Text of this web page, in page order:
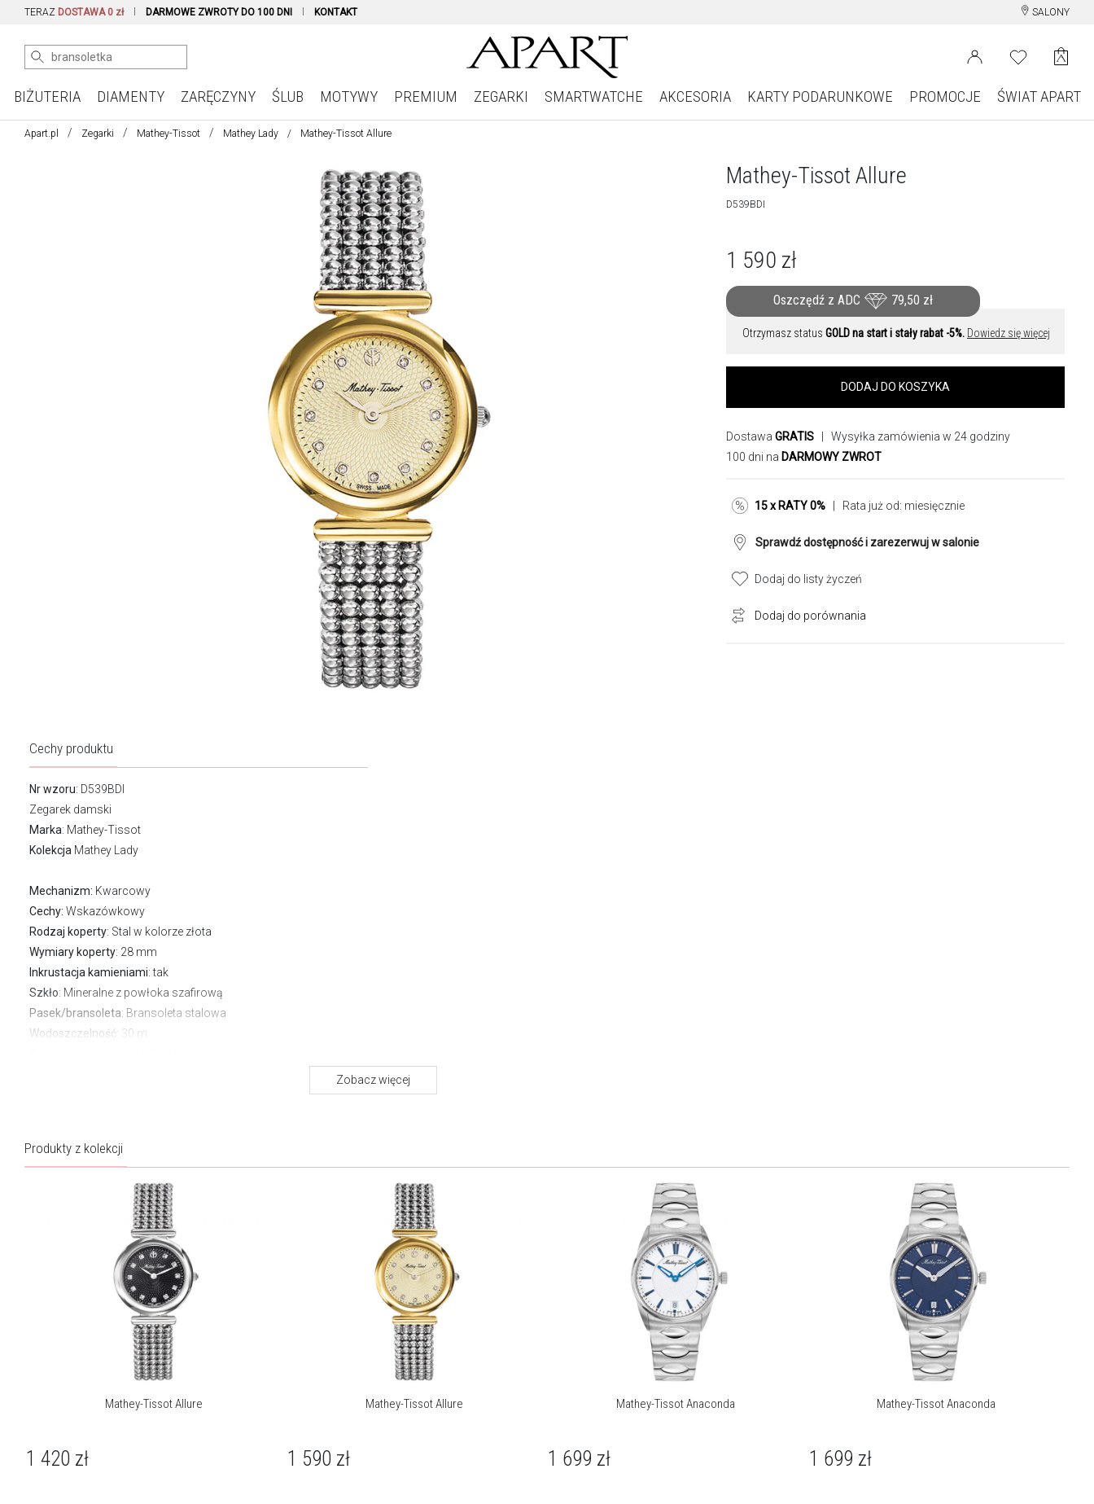
TERAZ DOSTAWA 0 zł DARMOWE ZWROTY DO 100 DNI KONTAKT SALONY
BIŻUTERIA DIAMENTY ZARĘCZYNY ŚLUB MOTYWY PREMIUM ZEGARKI SMARTWATCHE AKCESORIA KARTY PODARUNKOWE PROMOCJE ŚWIAT APART
Apart.pl Zegarki Mathey-Tissot Mathey Lady Mathey-Tissot Allure
Cechy produktu
Nr wzoru: D539BDI
Zegarek damski
Marka: Mathey-Tissot
Kolekcja Mathey Lady
Mechanizm: Kwarcowy
Cechy: Wskazówkowy
Rodzaj koperty: Stal w kolorze złota
Wymiary koperty: 28 mm
Inkrustacja kamieniami: tak
Szkło: Mineralne z powłoka szafirową
Pasek/bransoleta: Bransoleta stalowa
Wodoszczelność: 30 m
sięgającą 1886 roku, oferująca obecnie pokaźną kolekcję
wysokiej jakości zegarków, pasujących do niemal każdego
Zobacz więcej
Mathey-Tissot Allure
D539BDI
1 590 zł
Oszczędź z ADC 79,50 zł
Otrzymasz status GOLD na start i stały rabat -5%. Dowiedz się więcej
DODAJ DO KOSZYKA
Dostawa GRATIS | Wysyłka zamówienia w 24 godziny
100 dni na DARMOWY ZWROT
15 x RATY 0% | Rata już od: miesięcznie
Sprawdź dostępność i zarezerwuj w salonie
Dodaj do listy życzeń
Dodaj do porównania
Produkty z kolekcji
Mathey-Tissot Allure
1 420 zł
Mathey-Tissot Allure
1 590 zł
Mathey-Tissot Anaconda
1 699 zł
Mathey-Tissot Anaconda
1 699 zł